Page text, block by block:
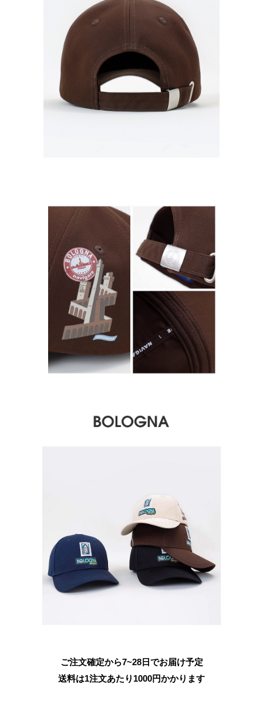
ご注文確定から7~28日でお届け予定
送料は1注文あたり 1000円かかります